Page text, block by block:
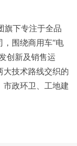
旗下专注于全品
围绕商用车“电
创新及销售运
大技术路线交织的
市政环卫、工地建